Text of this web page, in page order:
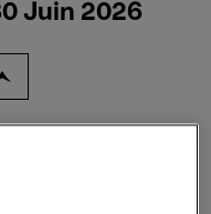
Juin 2026